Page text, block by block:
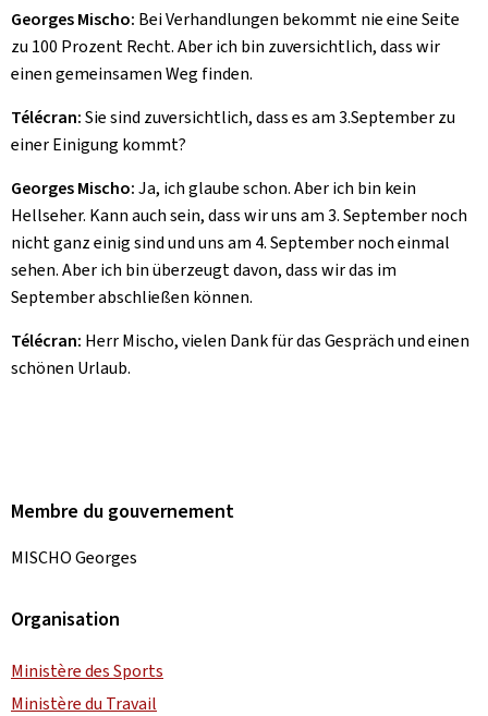
Georges Mischo: Bei Verhandlungen bekommt nie eine Seite
zu 100 Prozent Recht. Aber ich bin zuversichtlich, dass wir
einen gemeinsamen Weg finden.
Télécran:Sie sind zuversichtlich, dass es am 3.September zu
einer Einigung kommt?
Georges Mischo:Ja, ich glaube schon. Aber ich bin kein
Hellseher. Kann auch sein, dass wir uns am 3. September noch
nicht ganz einig sind und uns am 4. September noch einmal
sehen. Aber ich bin überzeugt davon, dass wir das im
September abschließen können.
Télécran: Herr Mischo, vielen Dank für das Gespräch und einen
schönen Urlaub.
Membre du gouvernement
MISCHO Georges
Organisation
Ministère des Sports
Ministère du Travail